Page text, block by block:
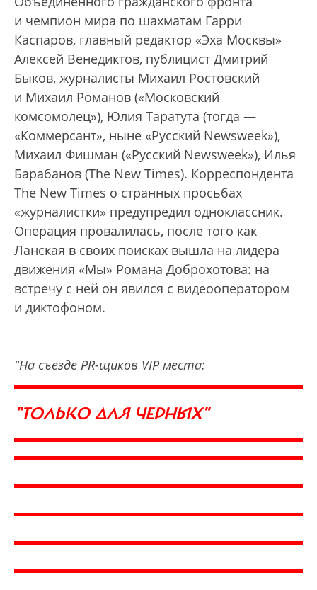
и чемпион мира по шахматам Гарри
Каспаров, главный редактор «Эха Москвы»
Алексей Венедиктов, публицист Дмитрий
Быков, журналисты Михаил Ростовский
и Михаил Романов («Московский
комсомолец»), Юлия Таратута (тогда —
«Коммерсант», ныне «Русский Newsweek»),
Михаил Фишман («Русский Newsweek»), Илья
Барабанов (The New Times). Корреспондента
The New Times о странных просьбах
«журналистки» предупредил одноклассник.
Операция провалилась, после того как
Ланская в своих поисках вышла на лидера
движения «Мы» Романа Доброхотова: на
встречу с ней он явился с видеооператором
и диктофоном.
"На съезде PR-щиков VIP места:
"ТОЛЬКО ДЛЯ ЧЕРНЫХ"